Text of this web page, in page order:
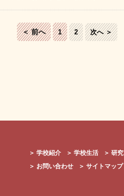
＜ 前へ 1 2 次へ ＞
＞ 学校紹介 ＞ 学校生活 ＞ 研究
＞ お問い合わせ ＞ サイトマップ